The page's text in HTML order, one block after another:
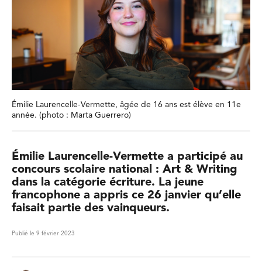
Émilie Laurencelle-Vermette, âgée de 16 ans est élève en 11e
année. (photo : Marta Guerrero)
Émilie Laurencelle-Vermette a participé au
concours scolaire national : Art & Writing
dans la catégorie écriture. La jeune
francophone a appris ce 26 janvier qu’elle
faisait partie des vainqueurs.
Publié le 9 février 2023